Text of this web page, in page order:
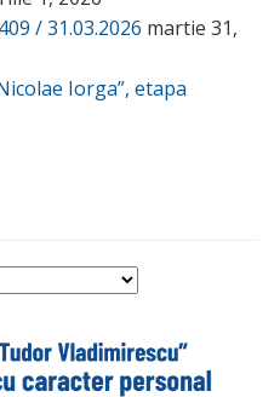
/ 31.03.2026 martie 31,
Iorga”, etapa